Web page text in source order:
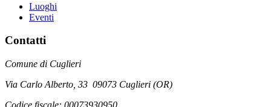
Luoghi
Eventi
Contatti
Comune di Cuglieri
Via Carlo Alberto, 33 09073 Cuglieri (OR)
Codice fiscale: 00073930950